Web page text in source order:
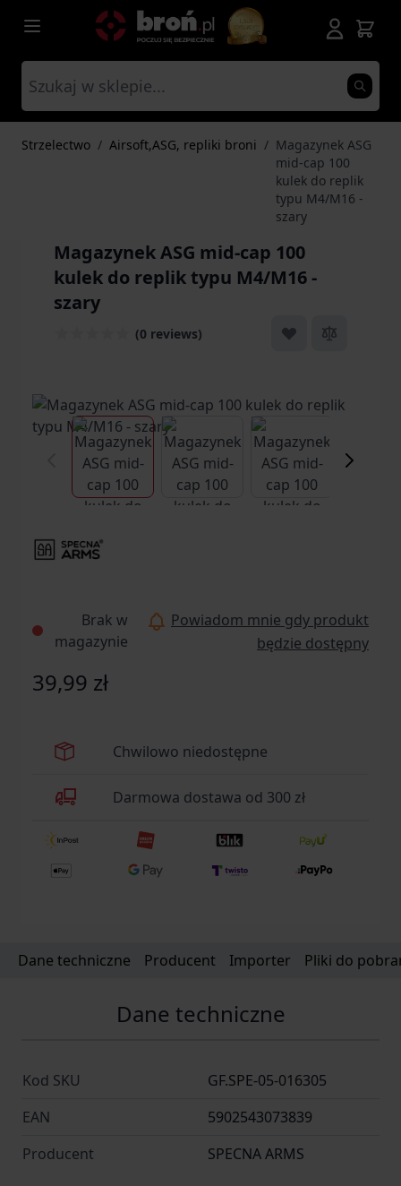
Przejdź do treści
Strzelectwo / Airsoft,ASG, repliki broni / Magazynek ASG
mid-cap 100
kulek do replik
typu M4/M16 -
szary
Magazynek ASG mid-cap 100
kulek do replik typu M4/M16 -
szary
(0 reviews)
View larger imageView larger image
Brak w
magazynie
Powiadom mnie gdy produkt
będzie dostępny
39,99 zł
Chwilowo niedostępne
Darmowa dostawa od 300 zł
Dane techniczne Producent Importer Pliki do
Dane techniczne
Kod SKU
GF.SPE-05-016305
EAN
5902543073839
Producent
SPECNA ARMS